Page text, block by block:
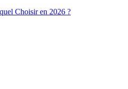
Choisir en 2026 ?